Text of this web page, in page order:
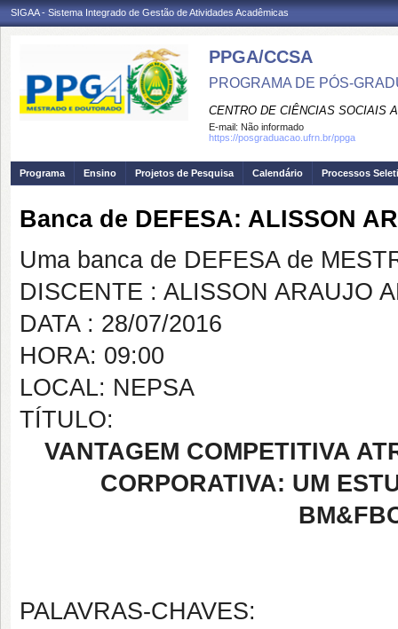
SIGAA - Sistema Integrado de Gestão de Atividades Acadêmicas
PPGA/CCSA
PROGRAMA DE PÓS-
CENTRO DE CIÊNCIAS SOCIAIS
E-mail: Não informado
https://posgraduacao.ufrn.br/ppga
Programa Ensino Projetos de Pesquisa Calendário Processos
Banca de DEFESA: ALISSON
Uma banca de DEFESA de
DISCENTE : ALISSON ARAUJO
DATA : 28/07/2016
HORA: 09:00
LOCAL: NEPSA
TÍTULO:
VANTAGEM COMPETITIVA
CORPORATIVA: UM
PALAVRAS-CHAVES: